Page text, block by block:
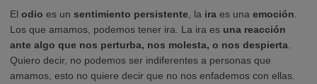
El odio es un sentimiento persistente , la ira es una emoción
Los que amamos, podemos tener ira. La ira es una reacción
ante algo que nos perturba, nos molesta, o nos despierta
Quiero decir, no podemos ser indiferentes a personas que
amamos, esto no quiere decir que no nos enfademos con ellas.